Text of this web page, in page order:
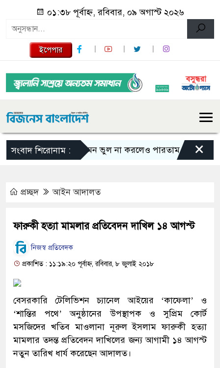
০১:৩৮ পূর্বাহ্ন, রবিবার, ০৯ অগাস্ট ২০২৬
ইপেপার
সংবাদ শিরোনাম :এমন ভুল না করলেও পারতাম : শাকিব খান
×
প্রচ্ছদ আইন আদালত
ফারুকী হত্যা মামলার প্রতিবেদন দাখিল ১৪ আগস্ট
নিজস্ব প্রতিবেদক
প্রকাশিত : ১১:১৯:২০ পূর্বাহ্ন, রবিবার, ৮ জুলাই ২০১৮
বেসরকারি টেলিভিশন চ্যানেল আইয়ের ‘কাফেলা’ ও
‘শান্তির পথে’ অনুষ্ঠানের উপস্থাপক ও সুপ্রিম কোর্ট
মসজিদের খতিব মাওলানা নূরুল ইসলাম ফারুকী হত্যা
মামলার তদন্ত প্রতিবেদন দাখিলের জন্য আগামী ১৪ আগস্ট
নতুন তারিখ ধার্য করেছেন আদালত।